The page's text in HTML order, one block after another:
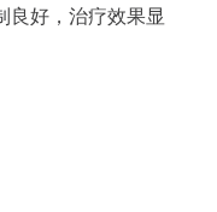
良好，治疗效果显